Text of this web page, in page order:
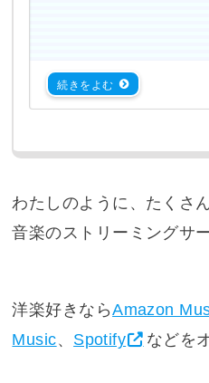
わたしのように、たくさ
音楽のストリーミングサ
洋楽好きならAmazon
Music、 Spotify などを